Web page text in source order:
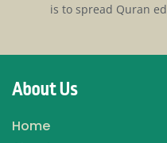
is to spread Quran
About Us
Home